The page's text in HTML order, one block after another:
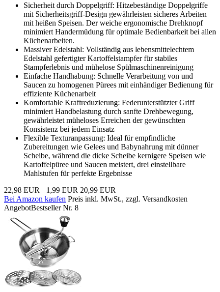
Sicherheit durch Doppelgriff: Hitzebeständige Doppelgriffe
mit Sicherheitsgriff-Design gewährleisten sicheres Arbeiten
mit heißen Speisen. Der weiche ergonomische Drehknopf
minimiert Handermüdung für optimale Bedienbarkeit bei allen
Küchenarbeiten.
Massiver Edelstahl: Vollständig aus lebensmittelechtem
Edelstahl gefertigter Kartoffelstampfer für stabiles
Stampferlebnis und mühelose Spülmaschinenreinigung
Einfache Handhabung: Schnelle Verarbeitung von und
Saucen zu homogenen Pürees mit einhändiger Bedienung für
effiziente Küchenarbeit
Komfortable Kraftreduzierung: Federunterstützter Griff
minimiert Handbelastung durch sanfte Drehbewegung,
gewährleistet müheloses Erreichen der gewünschten
Konsistenz bei jedem Einsatz
Flexible Texturanpassung: Ideal für empfindliche
Zubereitungen wie Gelees und Babynahrung mit dünner
Scheibe, während die dicke Scheibe kernigere Speisen wie
Kartoffelpüree und Saucen meistert, drei einstellbare
Mahlstufen für perfekte Ergebnisse
22,98 EUR −1,99 EUR 20,99 EUR
Bei Amazon kaufen Preis inkl. MwSt., zzgl. Versandkosten
AngebotBestseller Nr. 8